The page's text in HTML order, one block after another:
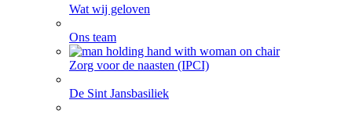
Wat wij geloven
Ons team
Zorg voor de naasten (IPCI)
De Sint Jansbasiliek